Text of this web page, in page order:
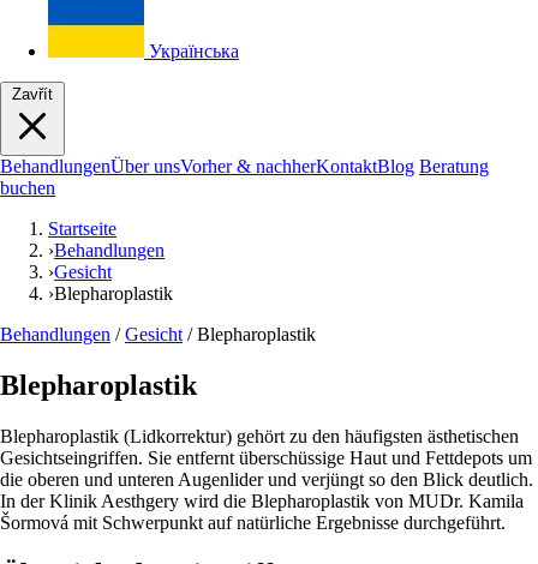
Українська
Zavřít
BehandlungenÜber unsVorher & nachherKontaktBlog Beratung
buchen
Startseite
›Behandlungen
›Gesicht
›Blepharoplastik
Behandlungen / Gesicht / Blepharoplastik
Blepharoplastik
Blepharoplastik (Lidkorrektur) gehört zu den häufigsten ästhetischen
Gesichtseingriffen. Sie entfernt überschüssige Haut und Fettdepots um
die oberen und unteren Augenlider und verjüngt so den Blick deutlich.
In der Klinik Aesthgery wird die Blepharoplastik von MUDr. Kamila
Šormová mit Schwerpunkt auf natürliche Ergebnisse durchgeführt.